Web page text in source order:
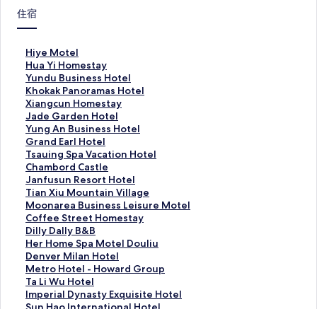
住宿
Hiye Motel
H
i
y
e
M
o
t
e
l
的
連
結
Hua Yi Homestay
H
u
a
Y
i
H
o
m
e
s
t
a
y
的
連
結
Yundu Business Hotel
Y
u
n
d
u
B
u
s
i
n
e
s
s
H
o
t
e
l
的
Khokak Panoramas Hotel
K
h
o
k
a
k
P
a
n
o
r
a
m
a
s
H
o
t
Xiangcun Homestay
X
i
a
n
g
c
u
n
H
o
m
e
s
t
a
y
的
Jade Garden Hotel
J
a
d
e
G
a
r
d
e
n
H
o
t
e
l
的
Yung An Business Hotel
Y
u
n
g
A
n
B
u
s
i
n
e
s
s
H
Grand Earl Hotel
G
r
a
n
d
E
a
r
l
H
o
t
e
l
Tsauing Spa Vacation Hotel
T
s
a
u
i
n
g
S
p
a
V
a
c
Chambord Castle
C
h
a
m
b
o
r
d
C
a
s
t
Janfusun Resort Hotel
J
a
n
f
u
s
u
n
R
e
s
Tian Xiu Mountain Village
T
i
a
n
X
i
u
M
o
u
Moonarea Business Leisure Motel
M
o
o
n
a
r
e
a
B
Coffee Street Homestay
C
o
f
f
e
e
S
t
Dilly Dally B&B
D
i
l
l
y
D
a
Her Home Spa Motel Douliu
H
e
r
H
o
m
Denver Milan Hotel
D
e
n
v
e
Metro Hotel - Howard Group
M
e
t
r
Ta Li Wu Hotel
T
a
L
Imperial Dynasty Exquisite Hotel
I
m
S